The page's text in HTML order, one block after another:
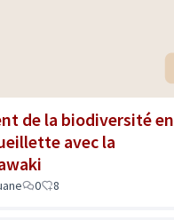
de la biodiversité en
avec la
0 8